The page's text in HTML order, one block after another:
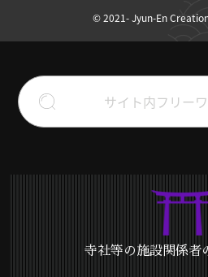
© 2021- Jyun-En
寺社等の施設関係者